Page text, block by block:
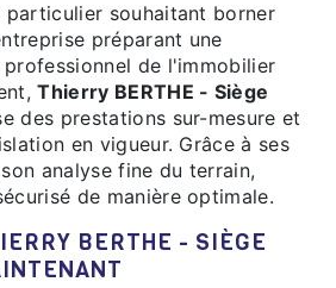
préparant une
de l'immobilier
Thierry BERTHE - Siège
des prestations sur-mesure et
en vigueur. Grâce à ses
analyse fine du terrain,
de manière optimale.